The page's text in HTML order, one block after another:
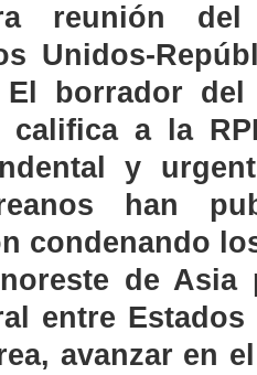
reunión
Unidos-
borrador
califica a la
y
han
condenando
de Asia
entre
avanzar en